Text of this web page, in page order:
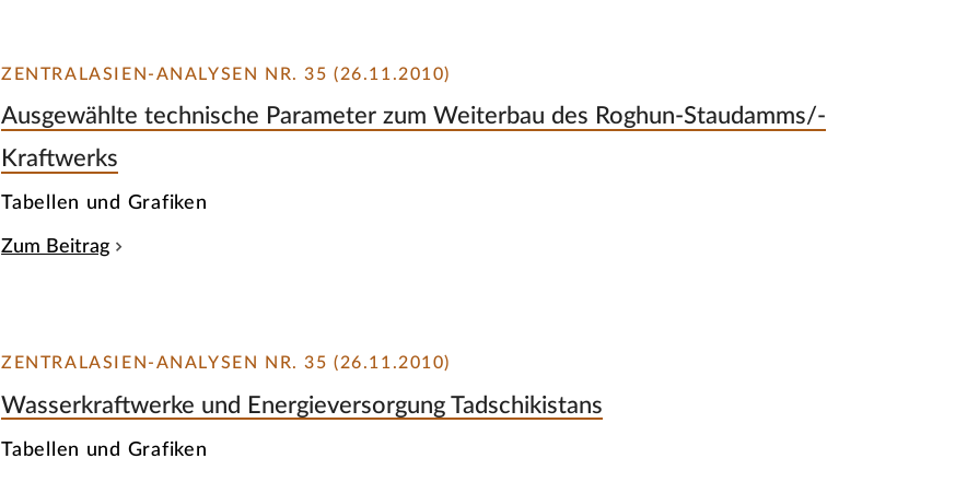
ZENTRALASIEN-ANALYSEN NR. 35 (26.11.2010)
Ausgewählte technische Parameter zum Weiterbau des Roghun-Staudamms/-
Kraftwerks
Tabellen und Grafiken
Zum Beitrag
ZENTRALASIEN-ANALYSEN NR. 35 (26.11.2010)
Wasserkraftwerke und Energieversorgung Tadschikistans
Tabellen und Grafiken